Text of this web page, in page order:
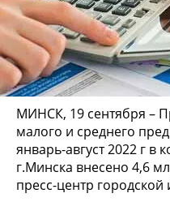
МИНСК, 19 сентября –
малого и среднего
январь-август 2022 г
г.Минска внесено 4,6
пресс-центр